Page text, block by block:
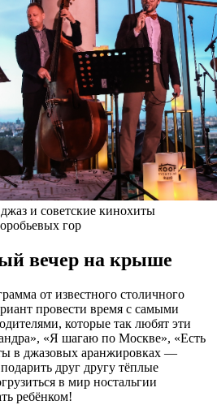
и советские кинохиты
гор
вечер на крыше
от известного столичного
провести время с самыми
которые так любят эти
«Я шагаю по Москве», «Есть
в джазовых аранжировках —
друг другу тёплые
в мир ностальгии
ребёнком!